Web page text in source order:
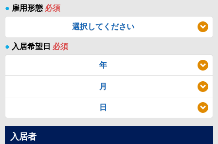
● 雇用形態 必須
選択してください
● 入居希望日 必須
年
月
日
入居者